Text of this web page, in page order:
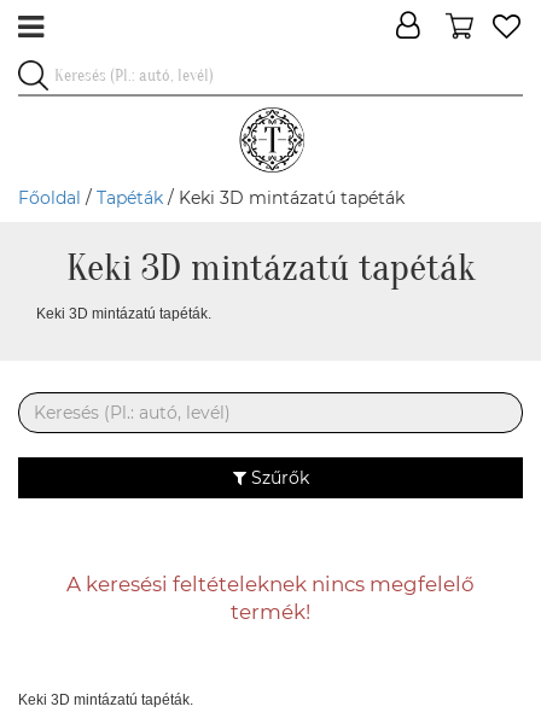
Főoldal / Tapéták / Keki 3D mintázatú tapéták
Keki 3D mintázatú tapéták
Keki 3D mintázatú tapéták.
Szűrők
A keresési feltételeknek nincs megfelelő
termék!
Keki 3D mintázatú tapéták.